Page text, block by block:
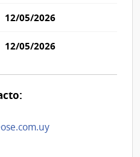
12/05/2026
12/05/2026